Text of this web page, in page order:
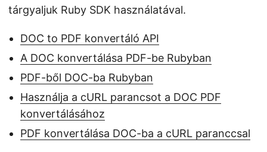
tárgyaljuk Ruby SDK használatával.
DOC to PDF konvertáló API
A DOC konvertálása PDF-be Rubyban
PDF-ből DOC-ba Rubyban
Használja a cURL parancsot a DOC PDF
konvertálásához
PDF konvertálása DOC-ba a cURL paranccsal